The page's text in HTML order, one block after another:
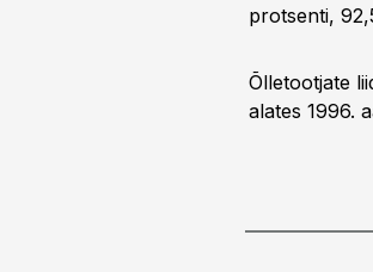
protsenti,
Õlletootjate
alates 1996.